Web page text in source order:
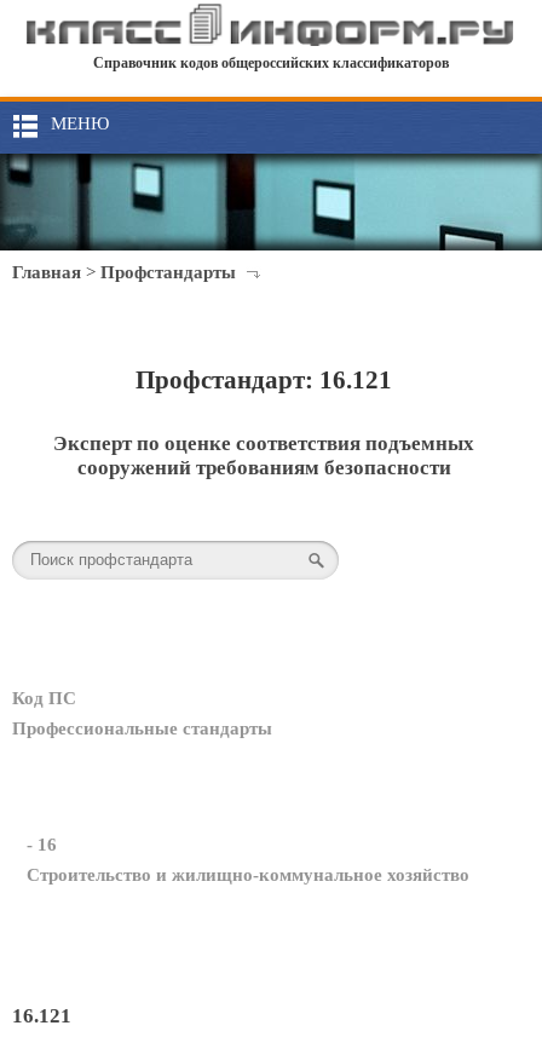
Справочник кодов общероссийских классификаторов
МЕНЮ
Главная > Профстандарты
Профстандарт: 16.121
Эксперт по оценке соответствия подъемных
сооружений требованиям безопасности
Код ПС
Профессиональные стандарты
- 16
Строительство и жилищно-коммунальное хозяйство
16.121